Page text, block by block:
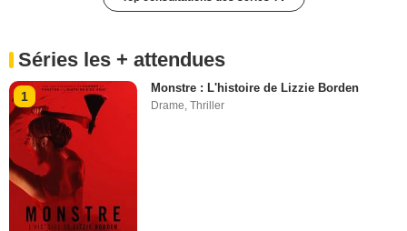
Séries les + attendues
1
Monstre : L'histoire de Lizzie Borden
Drame,Thriller